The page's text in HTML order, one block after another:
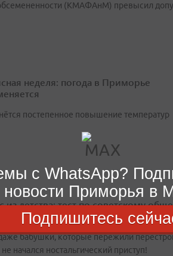
(КМАФАнМ) превысил
неделя: погода в Приморье
постепенное повышение температур
из детства: тест по советскому
бабушки, которые пережили
начался ностальгический приступ!
с WhatsApp?
новости Приморья в
Подпишитесь